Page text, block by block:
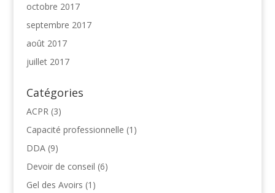
octobre 2017
septembre 2017
août 2017
juillet 2017
Catégories
ACPR(3)
Capacité professionnelle (1)
DDA(9)
Devoir de conseil (6)
Gel des Avoirs (1)